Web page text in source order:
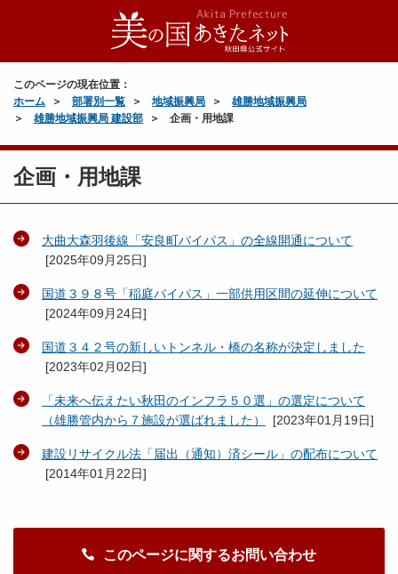
このページの現在位置：
ホーム
部署別一覧 地域振興局
雄勝地域振興局
雄勝地域振興局 建設部
企画・用地課
企画・用地課
大曲大森羽後線「安良町バイパス」の全線開通について
[2025年09月25日]
国道３９８号「稲庭バイパス」一部供用区間の延伸について
[2024年09月24日]
国道３４２号の新しいトンネル・橋の名称が決定しました
[2023年02月02日]
「未来へ伝えたい秋田のインフラ５０選」の選定について
（雄勝管内から７施設が選ばれました）
[2023年01月19日]
建設リサイクル法「届出（通知）済シール」の配布について
[2014年01月22日]
このページに関するお問い合わせ